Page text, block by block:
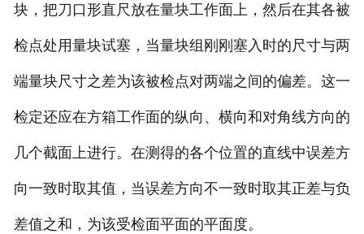
块，把刀口形直尺放在量块工作面上，然后在其各被
检点处用量块试塞，当量块组刚刚塞入时的尺寸与两
端量块尺寸之差为该被检点对两端之间的偏差。这一
检定还应在方箱工作面的纵向、横向和对角线方向的
几个截面上进行。在测得的各个位置的直线中误差方
向一致时取其值，当误差方向不一致时取其正差与负
差值之和，为该受检面平面的平面度。